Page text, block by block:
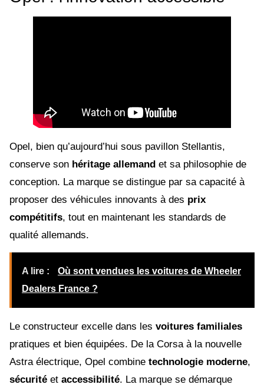
Opel, bien qu’aujourd’hui sous pavillon Stellantis,
conserve son héritage allemand et sa philosophie de
conception. La marque se distingue par sa capacité à
proposer des véhicules innovants à des prix
compétitifs, tout en maintenant les standards de
qualité allemands.
A lire :
Où sont vendues les voitures de Wheeler
Dealers France ?
Le constructeur excelle dans les voitures familiales
pratiques et bien équipées. De la Corsa à la nouvelle
Astra électrique, Opel combine technologie moderne,
sécurité et accessibilité. La marque se démarque